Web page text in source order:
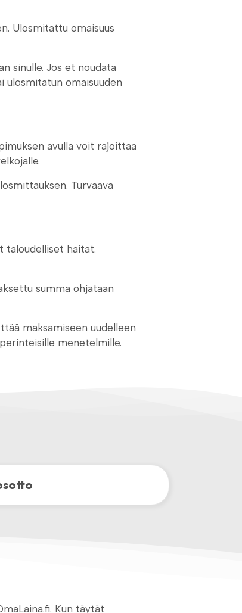
Ulosmitattu omaisuus
sinulle. Jos et noudata
ulosmitatun omaisuuden
avulla voit rajoittaa
Turvaava
taloudelliset haitat.
summa ohjataan
maksamiseen uudelleen
menetelmille.
Kun täytät